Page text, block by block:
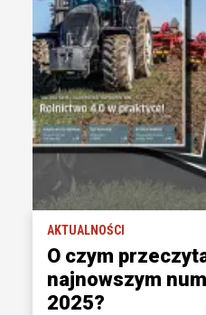
AKTUALNOŚCI
O czym
najnowszym
2025?